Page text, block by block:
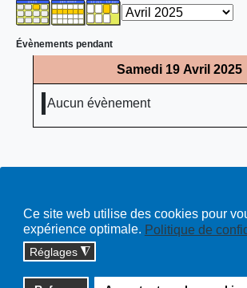
Ce site web utilise des cookies pour
expérience optimale. Politique de
Réglages ◮
Évènements pendant
Samedi 19 Avril 2025
Aucun évènement
Copyright © 2026 cossonay.ch - tous droits